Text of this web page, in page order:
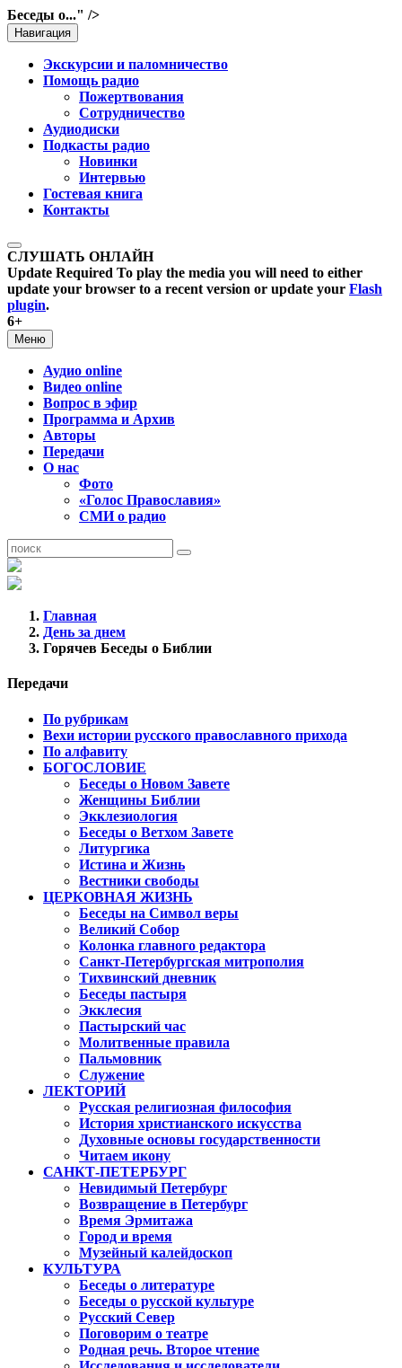
Беседы о..." />
Навигация
Экскурсии и паломничество
Помощь радио
Пожертвования
Сотрудничество
Аудиодиски
Подкасты радио
Новинки
Интервью
Гостевая книга
Контакты
СЛУШАТЬ ОНЛАЙН
Update Required To play the media you will need to either
update your browser to a recent version or update your Flash
plugin.
6+
Меню
Аудио online
Видео online
Вопрос в эфир
Программа и Архив
Авторы
Передачи
О нас
Фото
«Голос Православия»
СМИ о радио
Главная
День за днем
Горячев Беседы о Библии
Передачи
По рубрикам
Вехи истории русского православного прихода
По алфавиту
БОГОСЛОВИЕ
Беседы о Новом Завете
Женщины Библии
Экклезиология
Беседы о Ветхом Завете
Литургика
Истина и Жизнь
Вестники свободы
ЦЕРКОВНАЯ ЖИЗНЬ
Беседы на Символ веры
Великий Собор
Колонка главного редактора
Санкт-Петербургская митрополия
Тихвинский дневник
Беседы пастыря
Экклесия
Пастырский час
Молитвенные правила
Пальмовник
Служение
ЛЕКТОРИЙ
Русская религиозная философия
История христианского искусства
Духовные основы государственности
Читаем икону
САНКТ-ПЕТЕРБУРГ
Невидимый Петербург
Возвращение в Петербург
Время Эрмитажа
Город и время
Музейный калейдоскоп
КУЛЬТУРА
Беседы о литературе
Беседы о русской культуре
Русский Север
Поговорим о театре
Родная речь. Второе чтение